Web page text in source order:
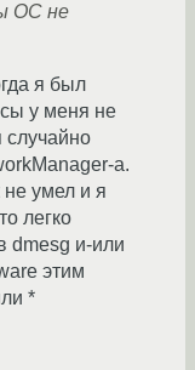
ОС не
я был
у меня не
случайно
а.
не умел и я
легко
dmesg и-или
этим
*